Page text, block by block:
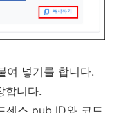
여 넣기를 합니다.
합니다.